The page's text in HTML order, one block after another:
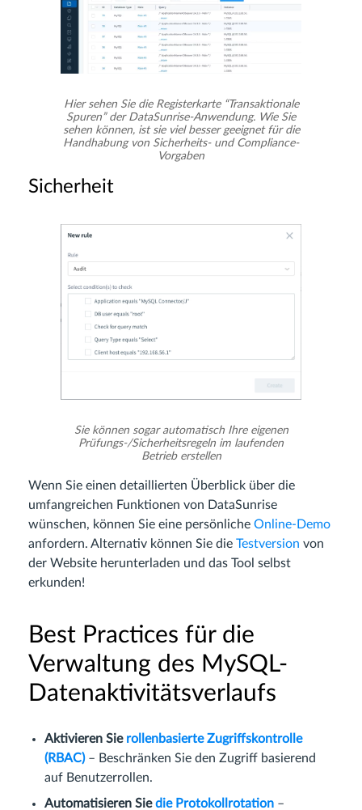
Hier sehen Sie die Registerkarte “Transaktionale
Spuren” der DataSunrise-Anwendung. Wie Sie
sehen können, ist sie viel besser geeignet für die
Handhabung von Sicherheits- und Compliance-
Vorgaben
Sicherheit
Sie können sogar automatisch Ihre eigenen
Prüfungs-/Sicherheitsregeln im laufenden
Betrieb erstellen
Wenn Sie einen detaillierten Überblick über die
umfangreichen Funktionen von DataSunrise
wünschen, können Sie eine persönliche Online-Demo
anfordern. Alternativ können Sie die Testversion von
der Website herunterladen und das Tool selbst
erkunden!
Best Practices für die
Verwaltung des MySQL-
Datenaktivitätsverlaufs
Aktivieren Sie rollenbasierte Zugriffskontrolle
(RBAC)– Beschränken Sie den Zugriff basierend
auf Benutzerrollen.
Automatisieren Siedie Protokollrotation –